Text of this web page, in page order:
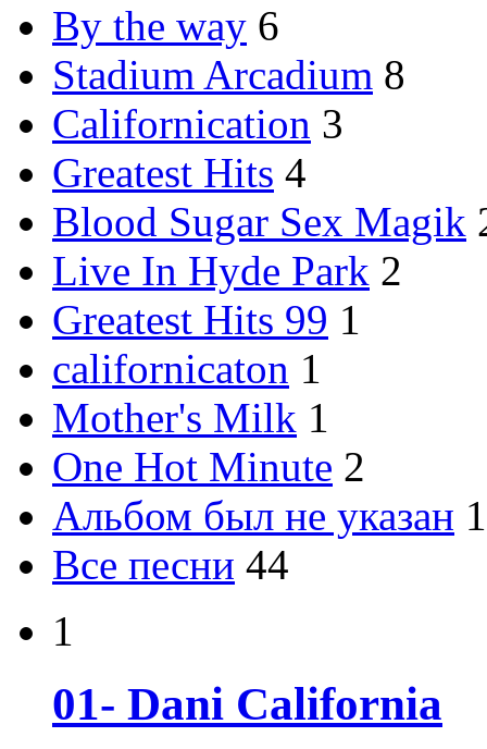
By the way 6
Stadium Arcadium 8
Californication 3
Greatest Hits 4
Blood Sugar Sex Magik
Live In Hyde Park 2
Greatest Hits 99 1
californicaton 1
Mother's Milk 1
One Hot Minute 2
Альбом был не указан
Все песни 44
1
01- Dani California